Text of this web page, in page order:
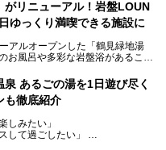
ネス・ラウンジ・レストランなど
春”のイメージをさらに進化させ
に参加し、館内のこだわりポイン
ナや160cmの深水風呂、没入感の
大の台数を誇る最新AIフィットネ
載の館内を詳しくご紹介します。
がリニューアル！岩盤LOUN
ゆっくり満喫できる施設に
アルオープンした「鶴見緑地湯
お風呂や多彩な岩盤浴があること
としてパワーアップしています。
新たに登場した瞑想サウナをはじ
日常の疲れを癒やしたい方はもち
したい方にもぴったりの内容とな
泉 あるごの湯を1日遊び尽く
も徹底紹介
しみたい」
して過ごしたい」